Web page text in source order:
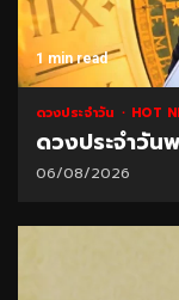
1 min read
ดวงประจำวัน HOT
ดวงประจำวั
06/08/2026